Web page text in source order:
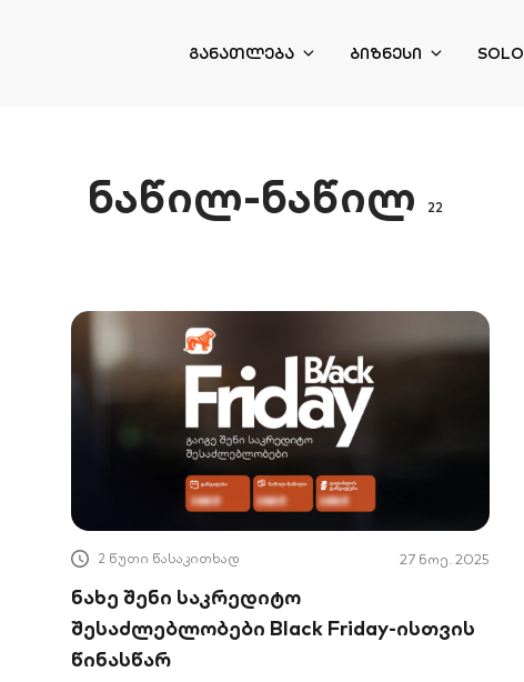
ᲒᲐᲜᲐᲗᲚᲔᲑᲐ ᲑᲘᲖᲜᲔᲡᲘ SOLO
ნაწილ-ნაწილ 22
2 წუთი წასაკითხად 27 ნოე. 2025
ნახე შენი საკრედიტო
შესაძლებლობები Black Friday-ისთვის
წინასწარ